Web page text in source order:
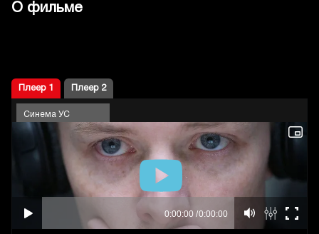
О фильме
Плеер 1 Плеер 2
Синема УС